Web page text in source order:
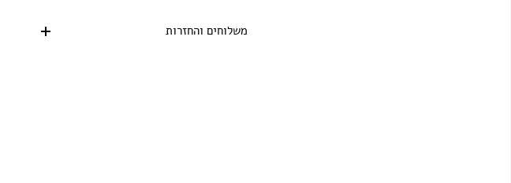
משלוחים והחזרות